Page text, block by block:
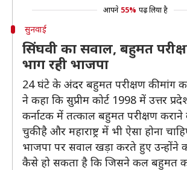
आपने 55% पढ़ लिया है
सुनवाई
सिंघवी का सवाल, बहुमत
भाग रही भाजपा
24 घंटे के अंदर बहुमत परीक्षण की मांग
ने कहा कि सुप्रीम कोर्ट 1998 में उत्तर
कर्नाटक में तत्काल बहुमत परीक्षण
चुकी है और महाराष्ट्र में भी ऐसा होना
भाजपा पर सवाल खड़ा करते हुए उन्होंने
कैसे हो सकता है कि जिसने कल बहुमत